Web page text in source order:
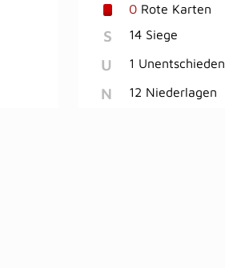
0Rote Karten
S 14 Siege
U 1 Unentschieden
N 12 Niederlagen